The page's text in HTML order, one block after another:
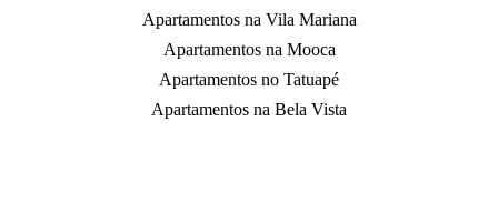
Apartamentos na Vila Mariana
Apartamentos na Mooca
Apartamentos no Tatuapé
Apartamentos na Bela Vista